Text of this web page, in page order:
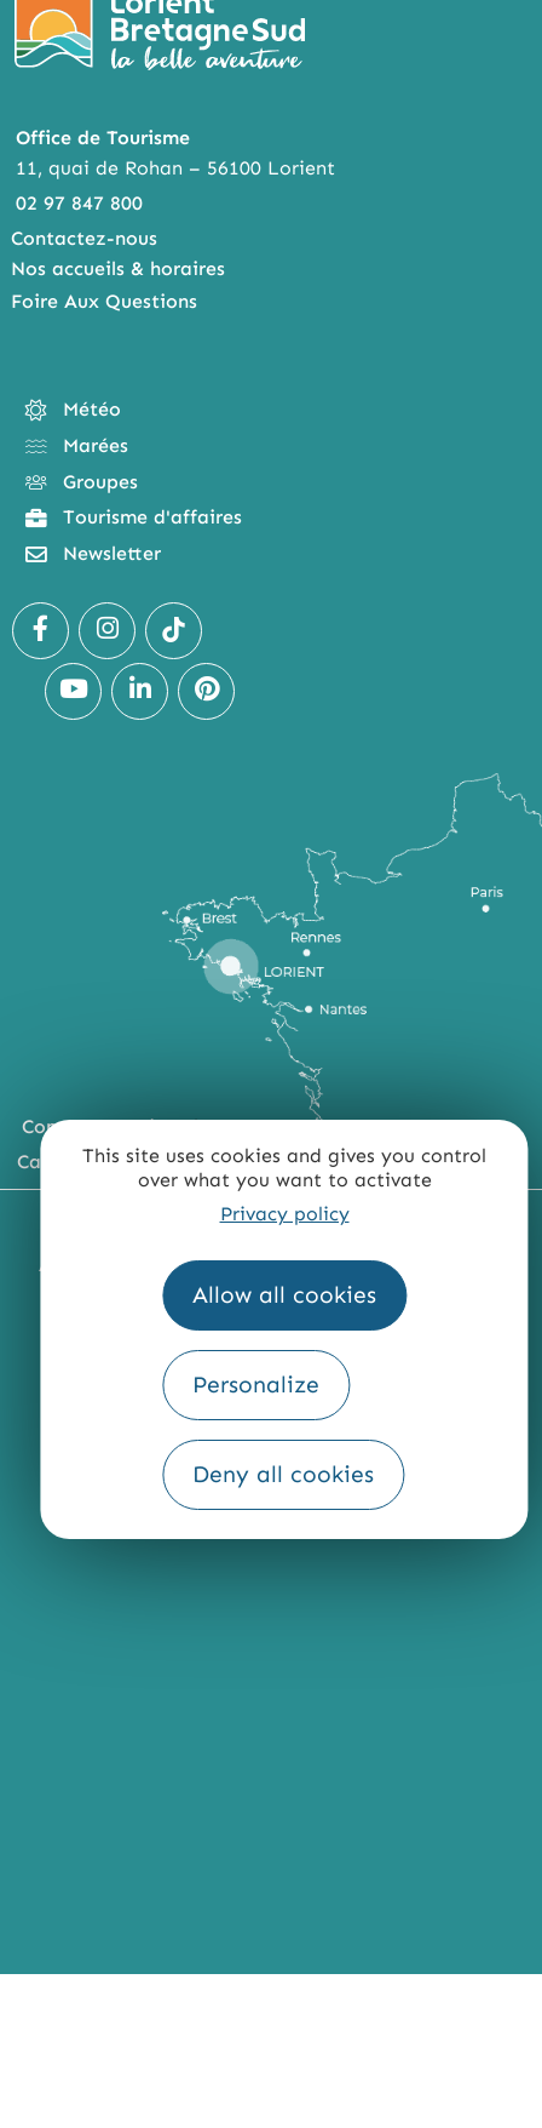
This site uses cookies and gives you control
over what you want to activate
Privacy policy
Allow all cookies
Personalize
Deny all cookies
Office de Tourisme
11, quai de Rohan – 56100 Lorient
02 97 847 800
Contactez-nous
Nos accueils & horaires
Foire Aux Questions
Météo
Marées
Groupes
Tourisme d'affaires
Newsletter
Comment venir ?
Carte du territoire
MENTIONS LÉGALES PLAN DU SITE
ACCESSIBILITÉ : NON CONFORME PRESSE
QUI SOMMES-NOUS ?
Fourni par
Traduction